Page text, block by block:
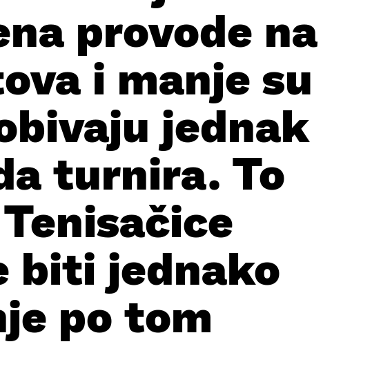
provode na
i manje su
jednak
turnira. To
biti jednako
po tom